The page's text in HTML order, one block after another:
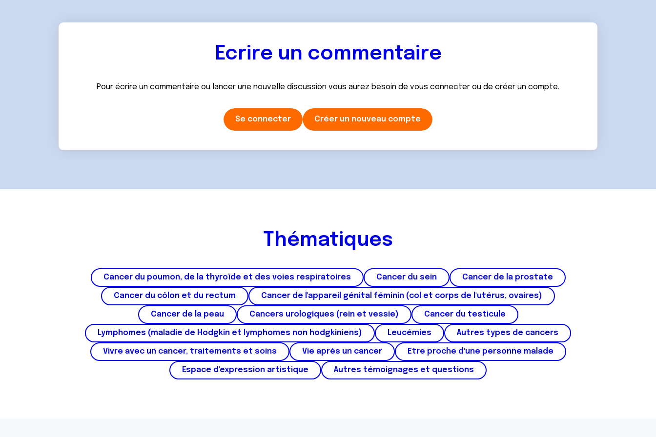
t
t
Ecrire un commentaire
Pour écrire un commentaire ou lancer une nouvelle discussion vous aurez besoin de vous connecter ou de créer un compte.
Se connecter Créer un nouveau compte
Thématiques
Cancer du poumon, de la thyroïde et des voies respiratoires Cancer du sein Cancer de la prostate
Cancer du côlon et du rectum Cancer de l'appareil génital féminin (col et corps de l'utérus, ovaires)
Cancer de la peau Cancers urologiques (rein et vessie) Cancer du testicule
Lymphomes (maladie de Hodgkin et lymphomes non hodgkiniens) Leucémies Autres types de cancers
Vivre avec un cancer, traitements et soins Vie après un cancer Etre proche d'une personne malade
Espace d'expression artistique Autres témoignages et questions